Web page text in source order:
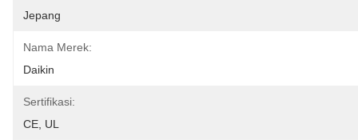
Jepang
Nama Merek:
Daikin
Sertifikasi:
CE, UL